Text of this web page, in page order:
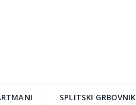
SPLITSKI GRBOVNIK